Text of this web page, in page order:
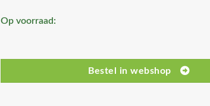
€27,95.
Op voorraad:
Bestel in webshop